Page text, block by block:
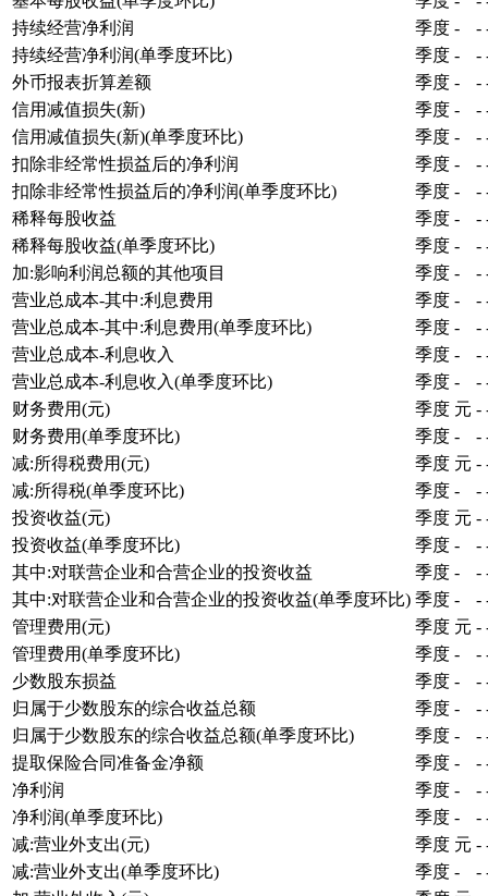
持续经营净利润
季度 - -
持续经营净利润(单季度环比)
季度 - -
外币报表折算差额
季度 - -
信用减值损失(新)
季度 - -
信用减值损失(新)(单季度环比)
季度 - -
扣除非经常性损益后的净利润
季度 - -
扣除非经常性损益后的净利润(单季度环比)
季度 - -
稀释每股收益
季度 - -
稀释每股收益(单季度环比)
季度 - -
加:影响利润总额的其他项目
季度 - -
营业总成本-其中:利息费用
季度 - -
营业总成本-其中:利息费用(单季度环比)
季度 - -
营业总成本-利息收入
季度 - -
营业总成本-利息收入(单季度环比)
季度 - -
财务费用(元)
季度 元 -
财务费用(单季度环比)
季度 - -
减:所得税费用(元)
季度 元 -
减:所得税(单季度环比)
季度 - -
投资收益(元)
季度 元 -
投资收益(单季度环比)
季度 - -
其中:对联营企业和合营企业的投资收益
季度 - -
其中:对联营企业和合营企业的投资收益(单季度环比) 季度 - -
管理费用(元)
季度 元 -
管理费用(单季度环比)
季度 - -
少数股东损益
季度 - -
归属于少数股东的综合收益总额
季度 - -
归属于少数股东的综合收益总额(单季度环比)
季度 - -
提取保险合同准备金净额
季度 - -
净利润
季度 - -
净利润(单季度环比)
季度 - -
减:营业外支出(元)
季度 元 -
减:营业外支出(单季度环比)
季度 - -